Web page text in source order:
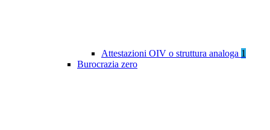
Attestazioni OIV o struttura analoga 1
Burocrazia zero